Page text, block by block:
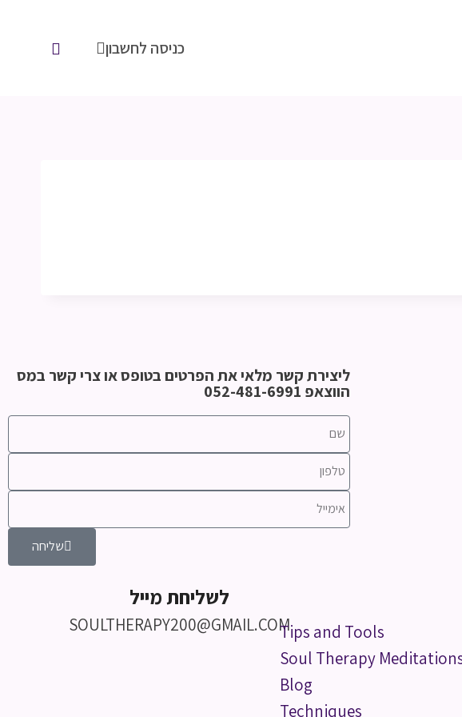
Tips and Tools
Soul Therapy
Blog
Techniques
כניסה לחשבון
ליצירת קשר מלאי את הפרטים בטופס או צרי קשר במס
הווצאפ 052-481-6991
שליחה
לשליחת מייל
SOULTHERAPY200@GMAIL.COM